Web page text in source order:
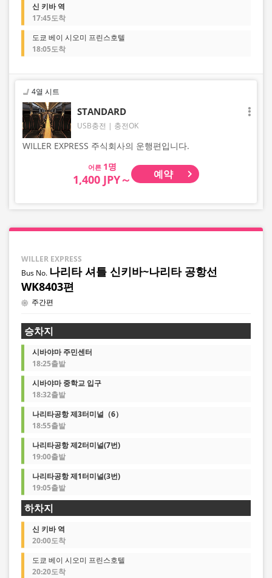
신 키바 역
17:45도착
도쿄 베이 시오미 프린스호텔
18:05도착
4열 시트
STANDARD
USB충전 충전OK
WILLER EXPRESS 주식회사의 운행편입니다.
어른
1,400 JPY～ 예약
WILLER EXPRESS
나리타 셔틀 신키바~나리타 공항선
WK8403편
주간편
승차지
시바야마 주민센터
18:25출발
시바야마 중학교 입구
18:32출발
나리타공항 제3터미널（6）
18:55출발
나리타공항 제2터미널(7번)
19:00출발
나리타공항 제1터미널(3번)
19:05출발
하차지
신 키바 역
20:00도착
도쿄 베이 시오미 프린스호텔
20:20도착